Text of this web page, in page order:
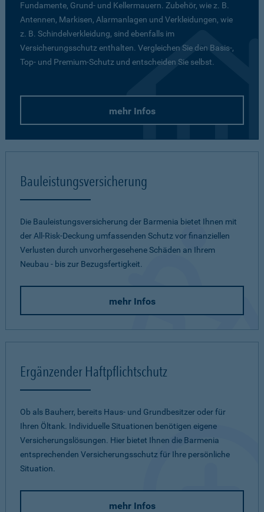
Fundamente, Grund- und Kellermauern. Zubehör, wie z. B.
Antennen, Markisen, Alarmanlagen und Verkleidungen, wie
z. B. Schindelverkleidung, sind ebenfalls im
Versicherungsschutz enthalten. Vergleichen Sie den Basis-,
Top- und Premium-Schutz und entscheiden Sie selbst.
mehr Infos
Bauleistungsversicherung
Die Bauleistungsversicherung der Barmenia bietet Ihnen mit
der All-Risk-Deckung umfassenden Schutz vor finanziellen
Verlusten durch unvorhergesehene Schäden an Ihrem
Neubau - bis zur Bezugsfertigkeit.
mehr Infos
Ergänzender Haftpflichtschutz
Ob als Bauherr, bereits Haus- und Grundbesitzer oder für
Ihren Öltank. Individuelle Situationen benötigen eigene
Versicherungslösungen. Hier bietet Ihnen die Barmenia
entsprechenden Versicherungsschutz für Ihre persönliche
Situation.
mehr Infos